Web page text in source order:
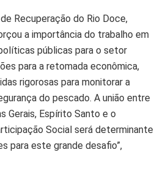
Recuperação do Rio Doce,
a importância do trabalho em
públicas para o setor
para a retomada econômica,
rigorosas para monitorar a
do pescado. A união entre
Gerais, Espírito Santo e o
Social será determinante
para este grande desafio”,